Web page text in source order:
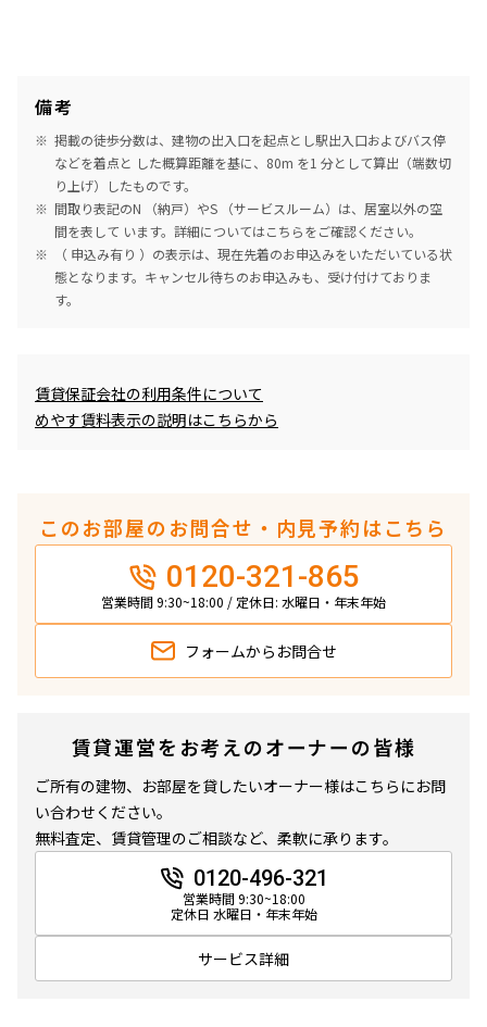
備考
掲載の徒歩分数は、建物の出入口を起点とし駅出入口およびバス停
などを着点と した概算距離を基に、80m を1 分として算出（端数切
り上げ）したものです。
間取り表記のN （納戸）やS （サービスルーム）は、居室以外の空
間を表して います。詳細についてはこちらをご確認ください。
（ 申込み有り ）の表示は、現在先着のお申込みをいただいている状
態となります。キャンセル待ちのお申込みも、受け付けておりま
す。
賃貸保証会社の利用条件について
めやす賃料表示の説明はこちらから
このお部屋のお問合せ・内見予約はこちら
0120-321-865
営業時間 9:30~18:00 / 定休日: 水曜日・年末年始
フォームから お問合せ
賃貸運営をお考えのオーナーの皆様
ご所有の建物、お部屋を貸したいオーナー様はこちらにお問
い合わせください。
無料査定、賃貸管理のご相談など、柔軟に承ります。
0120-496-321
営業時間 9:30~18:00
定休日 水曜日・年末年始
サービス詳細